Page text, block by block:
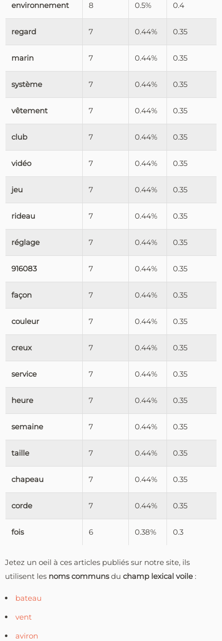
environnement 8 0.5% 0.4
regard 7 0.44% 0.35
marin 7 0.44% 0.35
système 7 0.44% 0.35
vêtement 7 0.44% 0.35
club 7 0.44% 0.35
vidéo 7 0.44% 0.35
jeu 7 0.44% 0.35
rideau 7 0.44% 0.35
réglage 7 0.44% 0.35
916083 7 0.44% 0.35
façon 7 0.44% 0.35
couleur 7 0.44% 0.35
creux 7 0.44% 0.35
service 7 0.44% 0.35
heure 7 0.44% 0.35
semaine 7 0.44% 0.35
taille 7 0.44% 0.35
chapeau 7 0.44% 0.35
corde 7 0.44% 0.35
fois 6 0.38% 0.3
Jetez un oeil à ces articles publiés sur notre site, ils
utilisent les noms communsdu champ lexical voile :
bateau
vent
aviron